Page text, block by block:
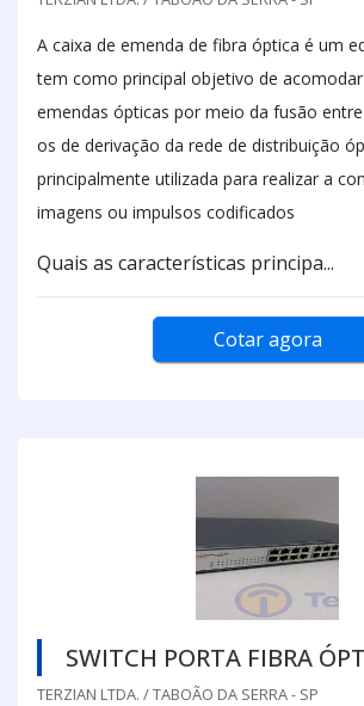
A caixa de emenda de fibra óptica é um
tem como principal objetivo de
emendas ópticas por meio da fusão
os de derivação da rede de distribuição
principalmente utilizada para realizar a
imagens ou impulsos codificados
Quais as características principa...
Cotar agora
SWITCH PORTA FIBRA
TERZIAN LTDA. / TABOÃO DA SERRA - SP